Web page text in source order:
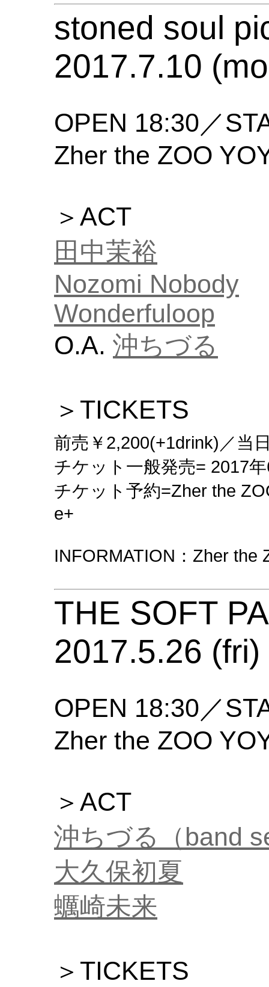
stoned soul
2017.7.10
OPEN 18:30／
Zher the ZOO
＞ACT
田中茉裕
Nozomi Nobody
Wonderfuloop
O.A. 沖ちづる
＞TICKETS
前売￥2,200(+1drink)／当
チケット一般発売= 2017
チケット予約=Zher the
e+
INFORMATION：Zher
THE SOFT
2017.5.26 (fri)
OPEN 18:30／
Zher the ZOO
＞ACT
沖ちづる（band
大久保初夏
蠣崎未来
＞TICKETS